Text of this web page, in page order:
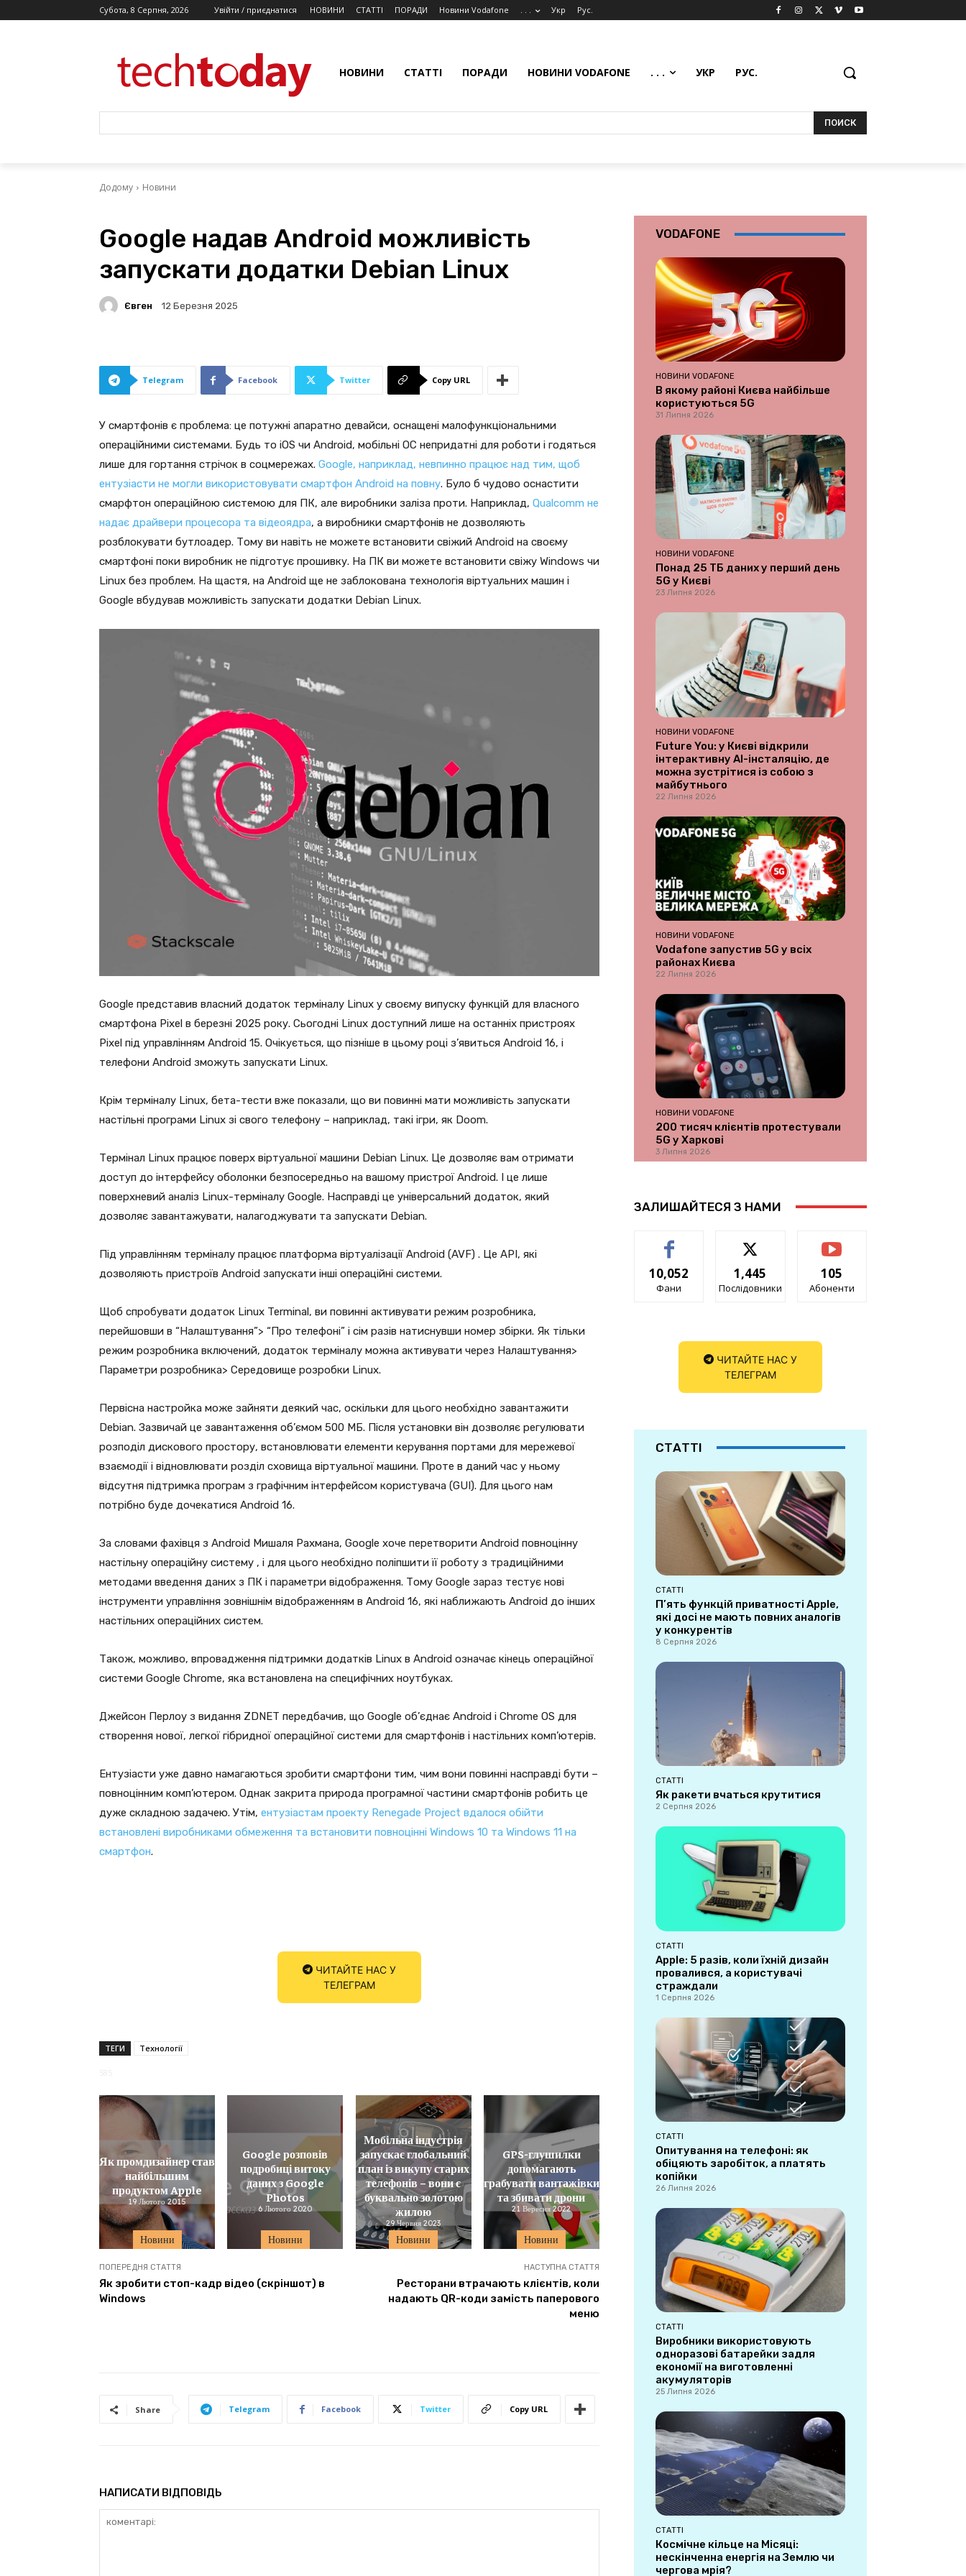
Субота, 8 Серпня, 2026 Увійти / приєднатися НОВИНИ СТАТТІ ПОРАДИ Новини Vodafone . . . Укр Рус.
НОВИНИ СТАТТІ ПОРАДИ НОВИНИ VODAFONE . . . УКР РУС.
ПОИСК
Додому Новини
Google надав Android можливість
запускати додатки Debian Linux
Євген 12 Березня 2025
Telegram Facebook Twitter Copy URL
У смартфонів є проблема: це потужні апаратно девайси, оснащені малофункціональними
операційними системами. Будь то iOS чи Android, мобільні ОС непридатні для роботи і годяться
лише для гортання стрічок в соцмережах. Google, наприклад, невпинно працює над тим, щоб
ентузіасти не могли використовувати смартфон Android на повну. Було б чудово оснастити
смарфтон операційною системою для ПК, але виробники заліза проти. Наприклад, Qualcomm не
надає драйвери процесора та відеоядра, а виробники смартфонів не дозволяють
розблокувати бутлоадер. Тому ви навіть не можете встановити свіжий Android на своєму
смартфоні поки виробник не підготує прошивку. На ПК ви можете встановити свіжу Windows чи
Linux без проблем. На щастя, на Android ще не заблокована технологія віртуальних машин і
Google вбудував можливість запускати додатки Debian Linux.
Google представив власний додаток терміналу Linux у своєму випуску функцій для власного
смартфона Pixel в березні 2025 року. Сьогодні Linux доступний лише на останніх пристроях
Pixel під управлінням Android 15. Очікується, що пізніше в цьому році з’явиться Android 16, і
телефони Android зможуть запускати Linux.
Крім терміналу Linux, бета-тести вже показали, що ви повинні мати можливість запускати
настільні програми Linux зі свого телефону – наприклад, такі ігри, як Doom.
Термінал Linux працює поверх віртуальної машини Debian Linux. Це дозволяє вам отримати
доступ до інтерфейсу оболонки безпосередньо на вашому пристрої Android. І це лише
поверхневий аналіз Linux-терміналу Google. Насправді це універсальний додаток, який
дозволяє завантажувати, налагоджувати та запускати Debian.
Під управлінням терміналу працює платформа віртуалізації Android (AVF) . Це API, які
дозволяють пристроїв Android запускати інші операційні системи.
Щоб спробувати додаток Linux Terminal, ви повинні активувати режим розробника,
перейшовши в “Налаштування”> “Про телефоні” і сім разів натиснувши номер збірки. Як тільки
режим розробника включений, додаток терміналу можна активувати через Налаштування>
Параметри розробника> Середовище розробки Linux.
Первісна настройка може зайняти деякий час, оскільки для цього необхідно завантажити
Debian. Зазвичай це завантаження об’ємом 500 МБ. Після установки він дозволяє регулювати
розподіл дискового простору, встановлювати елементи керування портами для мережевої
взаємодії і відновлювати розділ сховища віртуальної машини. Проте в даний час у ньому
відсутня підтримка програм з графічним інтерфейсом користувача (GUI). Для цього нам
потрібно буде дочекатися Android 16.
За словами фахівця з Android Мишаля Рахмана, Google хоче перетворити Android повноцінну
настільну операційну систему , і для цього необхідно поліпшити її роботу з традиційними
методами введення даних з ПК і параметри відображення. Тому Google зараз тестує нові
інструменти управління зовнішнім відображенням в Android 16, які наближають Android до інших
настільних операційних систем.
Також, можливо, впровадження підтримки додатків Linux в Android означає кінець операційної
системи Google Chrome, яка встановлена на специфічних ноутбуках.
Джейсон Перлоу з видання ZDNET передбачив, що Google об’єднає Android і Chrome OS для
створення нової, легкої гібридної операційної системи для смартфонів і настільних комп’ютерів.
Ентузіасти уже давно намагаються зробити смартфони тим, чим вони повинні насправді бути –
повноцінним комп’ютером. Однак закрита природа програмної частини смартфонів робить це
дуже складною задачею. Утім, ентузіастам проекту Renegade Project вдалося обійти
встановлені виробниками обмеження та встановити повноцінні Windows 10 та Windows 11 на
смартфон.
ЧИТАЙТЕ НАС У
ТЕЛЕГРАМ
ТЕГИ Технології
Новини
Як промдизайнер став
найбільшим
продуктом Apple
19 Лютого 2015
Новини
Google розповів
подробиці витоку
даних з Google
Photos
6 Лютого 2020
Новини
Мобільна індустрія
запускає глобальний
план із викупу старих
телефонів – вони є
буквально золотою
жилою
29 Червня 2023
Новини
GPS-глушилки
допомагають
грабувати вантажівки
та збивати дрони
21 Вересня 2022
ПОПЕРЕДНЯ СТАТТЯ
Як зробити стоп-кадр відео (скріншот) в
Windows
НАСТУПНА СТАТТЯ
Ресторани втрачають клієнтів, коли
надають QR-коди замість паперового
меню
Share Telegram Facebook Twitter Copy URL
НАПИСАТИ ВІДПОВІДЬ
VODAFONE
НОВИНИ VODAFONE
В якому районі Києва найбільше
користуються 5G
31 Липня 2026
НОВИНИ VODAFONE
Понад 25 ТБ даних у перший день
5G у Києві
23 Липня 2026
НОВИНИ VODAFONE
Future You: у Києві відкрили
інтерактивну AI-інсталяцію, де
можна зустрітися із собою з
майбутнього
22 Липня 2026
НОВИНИ VODAFONE
Vodafone запустив 5G у всіх
районах Києва
22 Липня 2026
НОВИНИ VODAFONE
200 тисяч клієнтів протестували
5G у Харкові
3 Липня 2026
ЗАЛИШАЙТЕСЯ З НАМИ
10,052
Фани
1,445
Послідовники
105
Абоненти
ЧИТАЙТЕ НАС У
ТЕЛЕГРАМ
СТАТТІ
СТАТТІ
П’ять функцій приватності Apple,
які досі не мають повних аналогів
у конкурентів
8 Серпня 2026
СТАТТІ
Як ракети вчаться крутитися
2 Серпня 2026
СТАТТІ
Apple: 5 разів, коли їхній дизайн
провалився, а користувачі
страждали
1 Серпня 2026
СТАТТІ
Опитування на телефоні: як
обіцяють заробіток, а платять
копійки
26 Липня 2026
СТАТТІ
Виробники використовують
одноразові батарейки задля
економії на виготовленні
акумуляторів
25 Липня 2026
СТАТТІ
Космічне кільце на Місяці:
нескінченна енергія на Землю чи
чергова мрія?